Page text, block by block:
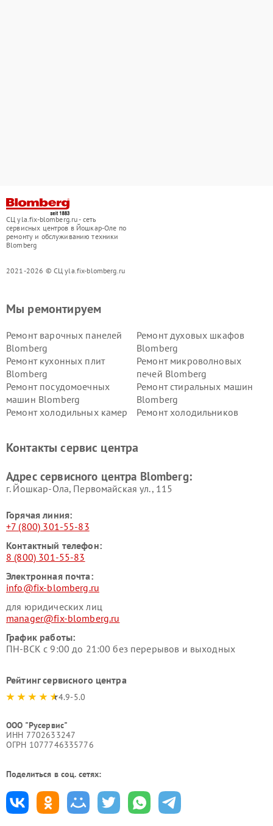
СЦ yla.fix-blomberg.ru - сеть
сервисных центров в Йошкар-Оле по
ремонту и обслуживанию техники
Blomberg
2021-2026 © СЦ yla.fix-blomberg.ru
Мы ремонтируем
Ремонт варочных панелей
Blomberg
Ремонт духовых шкафов
Blomberg
Ремонт кухонных плит
Blomberg
Ремонт микроволновых
печей Blomberg
Ремонт посудомоечных
машин Blomberg
Ремонт стиральных машин
Blomberg
Ремонт холодильных камер
Ремонт холодильников
Контакты сервис центра
Адрес сервисного центра Blomberg:
г. Йошкар-Ола, Первомайская ул., 115
Горячая линия:
+7 (800) 301-55-83
Контактный телефон:
8 (800) 301-55-83
Электронная почта:
info@fix-blomberg.ru
для юридических лиц
manager@fix-blomberg.ru
График работы:
ПН-ВСК с 9:00 до 21:00 без перерывов и выходных
Рейтинг сервисного центра
4.9-5.0
ООО "Русервис"
ИНН 7702633247
ОГРН 1077746335776
Поделиться в соц. сетях: